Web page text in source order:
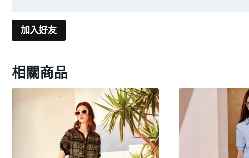
加入好友
相關商品